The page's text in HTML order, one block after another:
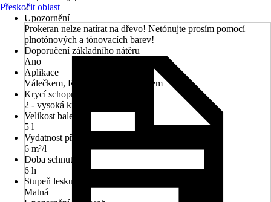
2
Upozornění
Prokeran nelze natírat na dřevo! Netónujte prosím pomocí
plnotónových a tónovacích barev!
Doporučení základního nátěru
Ano
Aplikace
Válečkem, Rozprašováním, Štětcem
Krycí schopnost
2 - vysoká krycí síla
Velikost balení
5 l
Vydatnost při jednom nátěru
6 m²/l
Doba schnutí cca
6 h
Stupeň lesku
Matná
Přeskočit oblast